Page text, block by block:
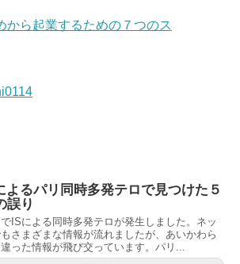
よるパリ同時多発テロで見つけた５
誤り
ISによる同時多発テロが発生しました。ネッ
もさまざまな情報が流れましたが、あいかわら
った情報が飛び交っています。パリ...